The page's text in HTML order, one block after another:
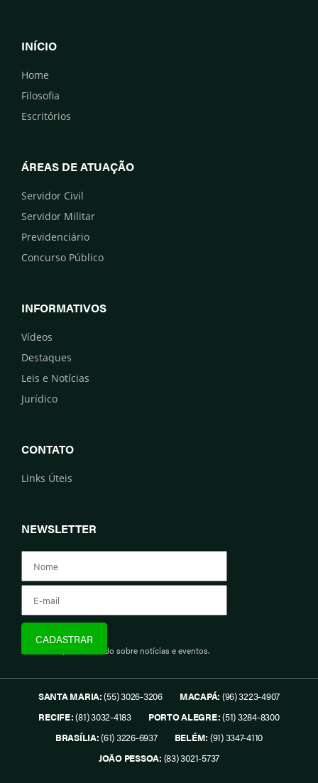
INÍCIO
Home
Filosofia
Escritórios
ÁREAS DE ATUAÇÃO
Servidor Civil
Servidor Militar
Previdenciário
Concurso Público
INFORMATIVOS
Vídeos
Destaques
Leis e Notícias
Jurídico
CONTATO
Links Úteis
NEWSLETTER
Assine e fique informado sobre notícias e eventos.
SANTA MARIA:(55) 3026-3206 MACAPÁ: (96) 3223-4907
RECIFE:(81) 3032-4183 PORTO ALEGRE:(51) 3284-8300
BRASÍLIA:(61) 3226-6937 BELÉM: (91) 3347-4110
JOÃO PESSOA: (83) 3021-5737